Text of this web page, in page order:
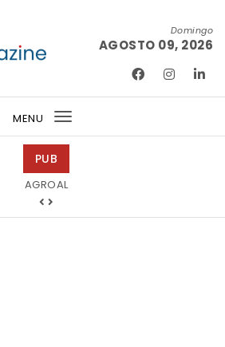
Domingo
AGOSTO 09, 2026
MENU
Toggle
PUB
Mondega Gourmet